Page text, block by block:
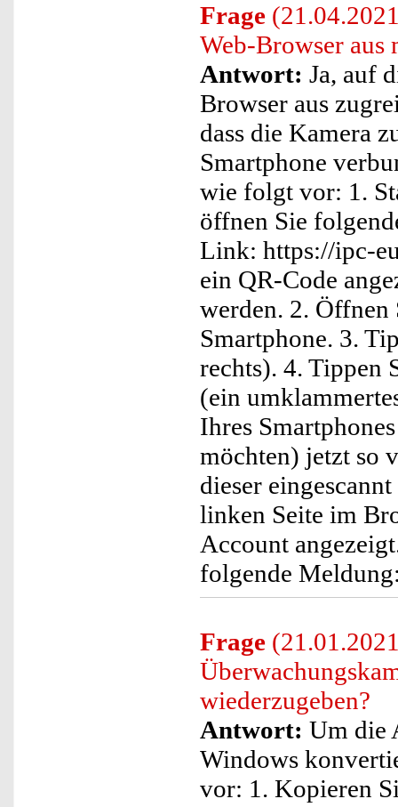
Frage
Web-Browser aus
Antwort: Ja, auf
Browser aus
dass die Kamera
Smartphone
wie folgt vor: 1.
öffnen Sie
Link: https://ipc-
ein QR-Code
werden. 2.
Smartphone. 3.
rechts). 4. Tippen
(ein
Ihres
möchten) jetzt so
dieser
linken Seite im
Account
folgende
Frage
wiederzugeben?
Antwort: Um die
Windows
vor: 1. Kopieren